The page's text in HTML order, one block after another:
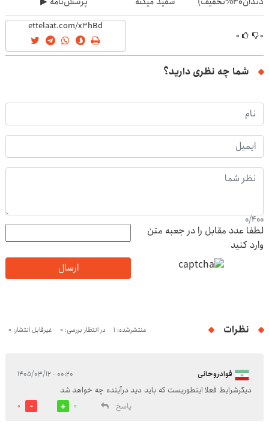
(40%تخفیف)
۰ ۰
شما چه نظری دارید؟
0/400
لطفا عدد مقابل را در جعبه متن
وارد کنید
ارسال
نظرات منتشرشده: 1 در انتظار بررسی: 0 غیرقابل انتشار: 0
فوادروحانی ۰۰:۲۰ - ۱۴۰۵/۰۳/۱۲
دیگرشرایط فعلا اینطوریست که باید دید درآینده چه خواهد شد
پاسخ
0
0